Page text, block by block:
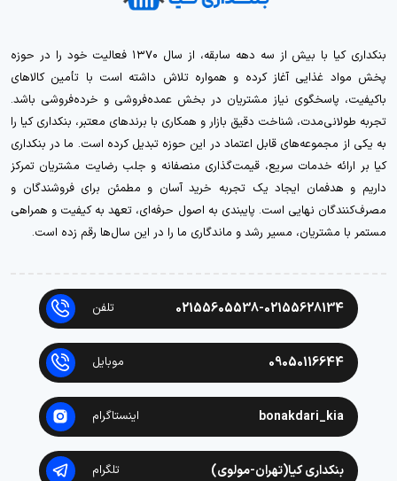
بنکداری کیا با بیش از سه دهه سابقه، از سال ۱۳۷۰ فعالیت خود را در حوزه
پخش مواد غذایی آغاز کرده و همواره تلاش داشته است با تأمین کالاهای
باکیفیت، پاسخگوی نیاز مشتریان در بخش عمده‌فروشی و خرده‌فروشی باشد.
تجربه طولانی‌مدت، شناخت دقیق بازار و همکاری با برندهای معتبر، بنکداری کیا را
به یکی از مجموعه‌های قابل اعتماد در این حوزه تبدیل کرده است. ما در بنکداری
کیا بر ارائه خدمات سریع، قیمت‌گذاری منصفانه و جلب رضایت مشتریان تمرکز
داریم و هدفمان ایجاد یک تجربه خرید آسان و مطمئن برای فروشندگان و
مصرف‌کنندگان نهایی است. پایبندی به اصول حرفه‌ای، تعهد به کیفیت و همراهی
مستمر با مشتریان، مسیر رشد و ماندگاری ما را در این سال‌ها رقم زده است.
02155605538-02155628134 تلفن
09050116644 موبایل
bonakdari_kia اینستاگرام
بنکداری کیا(تهران-مولوی) تلگرام